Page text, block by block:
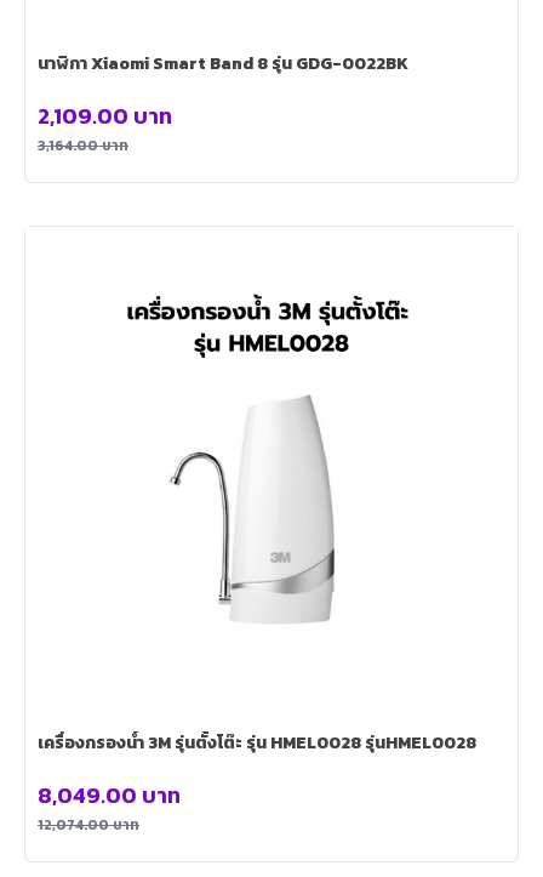
นาฬิกา Xiaomi Smart Band 8 รุ่น GDG-0022BK
3,164.00บาท
2,109.00 บาท
เครื่องกรองน้ำ 3M รุ่นตั้งโต๊ะ รุ่น HMEL0028 รุ่นHMEL0028
12,074.00บาท
8,049.00 บาท